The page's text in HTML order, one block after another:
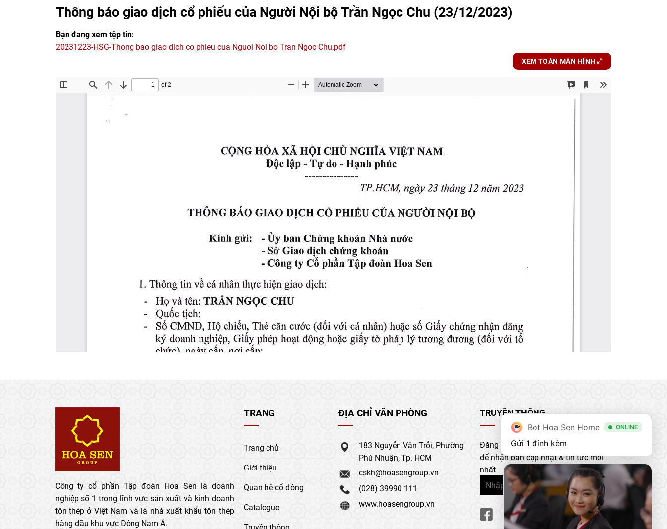
Thông báo giao dịch cổ phiếu của Người Nội bộ Trần Ngọc Chu (23/12/2023)
Bạn đang xem tệp tin:
20231223-HSG-Thong bao giao dich co phieu cua Nguoi Noi bo Tran Ngoc Chu.pdf
XEM TOÀN MÀN HÌNH
Công ty cổ phần Tập đoàn Hoa Sen là doanh
nghiệp số 1 trong lĩnh vực sản xuất và kinh doanh
tôn thép ở Việt Nam và là nhà xuất khẩu tôn thép
hàng đầu khu vực Đông Nam Á.
TRANG
Trang chủ
Giới thiệu
Quan hệ cổ đông
Catalogue
Truyền thông
ĐỊA CHỈ VĂN PHÒNG
183 Nguyễn Văn Trỗi, Phường
Phú Nhuận, Tp. HCM
cskh@hoasengroup.vn
(028) 39990 111
www.hoasengroup.vn
TRUYỀN THÔNG
Đăng ký nhận bản tin của chúng tôi
để nhận bản cập nhật & tin tức mới
nhất
Bot Hoa Sen Home ONLINE
Gửi 1 đính kèm